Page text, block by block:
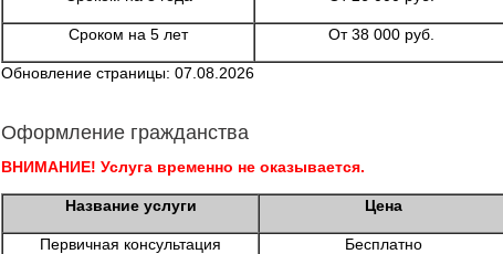
Сроком на 5 лет От 38 000 руб.
Обновление страницы: 07.08.2026
Оформление гражданства
ВНИМАНИЕ! Услуга временно не оказывается.
Название услуги Цена
Первичная консультация Бесплатно